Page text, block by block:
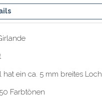
hat ein ca. 5 mm breites Loch
Farbtönen